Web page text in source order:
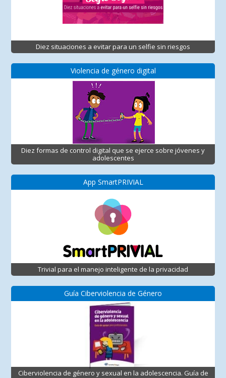
Diez situaciones a evitar para un selfie sin riesgos
Violencia de género digital
Diez formas de control digital que se ejerce sobre jóvenes y
adolescentes
App SmartPRIVIAL
Trivial para el manejo inteligente de la privacidad
Guía Ciberviolencia de Género
Ciberviolencia de género y sexual en la adolescencia. Guía de